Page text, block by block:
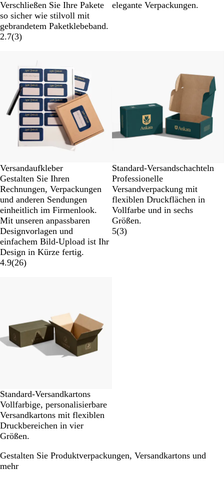
Verschließen Sie Ihre Pakete
so sicher wie stilvoll mit
gebrandetem Paketklebeband.
2.7(3)
elegante Verpackungen.
Versandaufkleber
Gestalten Sie Ihren
Rechnungen, Verpackungen
und anderen Sendungen
einheitlich im Firmenlook.
Mit unseren anpassbaren
Designvorlagen und
einfachem Bild-Upload ist Ihr
Design in Kürze fertig.
4.9(26)
Standard-Versandschachteln
Professionelle
Versandverpackung mit
flexiblen Druckflächen in
Vollfarbe und in sechs
Größen.
5(3)
Standard-Versandkartons
Vollfarbige, personalisierbare
Versandkartons mit flexiblen
Druckbereichen in vier
Größen.
Gestalten Sie Produktverpackungen, Versandkartons und
mehr